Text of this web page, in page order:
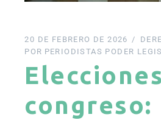
20 DE FEBRERO DE 2026
POR PERIODISTAS PODER
congreso: